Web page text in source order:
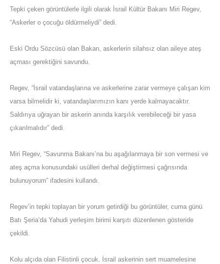
Tepki çeken görüntülerle ilgili olarak İsrail Kültür Bakanı Miri Regev,
“Askerler o çocuğu öldürmeliydi” dedi.
Eski Ordu Sözcüsü olan Bakan, askerlerin silahsız olan aileye ateş
açması gerektiğini savundu.
Regev, “İsrail vatandaşlarına ve askerlerine zarar vermeye çalışan kim
varsa bilmelidir ki, vatandaşlarımızın kanı yerde kalmayacaktır.
Saldırıya uğrayan bir askerin anında karşılık verebileceği bir yasa
çıkarılmalıdır” dedi.
Miri Regev, “Savunma Bakanı’na bu aşağılanmaya bir son vermesi ve
ateş açma konusundaki usülleri derhal değiştirmesi çağrısında
bulunuyorum” ifadesini kullandı.
Regev’in tepki toplayan bir yorum getirdiği bu görüntüler, cuma günü
Batı Şeria’da Yahudi yerleşim birimi karşıtı düzenlenen gösteride
çekildi.
Kolu alçıda olan Filistinli çocuk, İsrail askerinin sert muamelesine